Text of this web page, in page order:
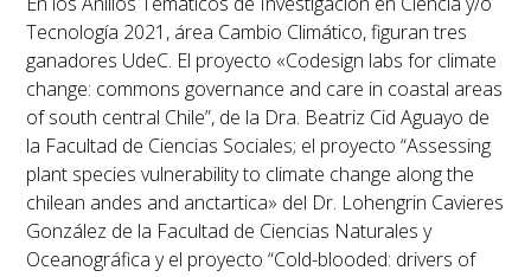
Tecnología 2021, área Cambio Climático, figuran tres
ganadores UdeC. El proyecto «Codesign labs for climate
change: commons governance and care in coastal areas
of south central Chile”, de la Dra. Beatriz Cid Aguayo de
la Facultad de Ciencias Sociales; el proyecto “Assessing
plant species vulnerability to climate change along the
chilean andes and anctartica» del Dr. Lohengrin Cavieres
González de la Facultad de Ciencias Naturales y
Oceanográfica y el proyecto“Cold-blooded: drivers of